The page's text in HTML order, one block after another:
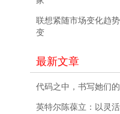
联想紧随市场变化趋
变
最新文章
代码之中，书写她们
英特尔陈葆立：以灵